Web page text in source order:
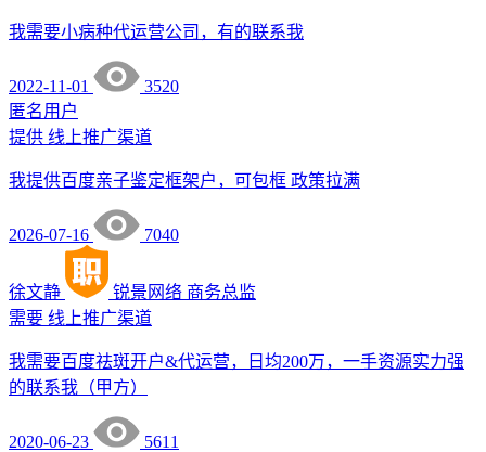
我需要小病种代运营公司，有的联系我
2022-11-01
3520
匿名用户
提供 线上推广渠道
我提供百度亲子鉴定框架户，可包框 政策拉满
2026-07-16 7040
徐文静 锐景网络 商务总监
需要 线上推广渠道
我需要百度祛斑开户&代运营，日均200万，一手资源实力强
的联系我（甲方）
2020-06-23 5611